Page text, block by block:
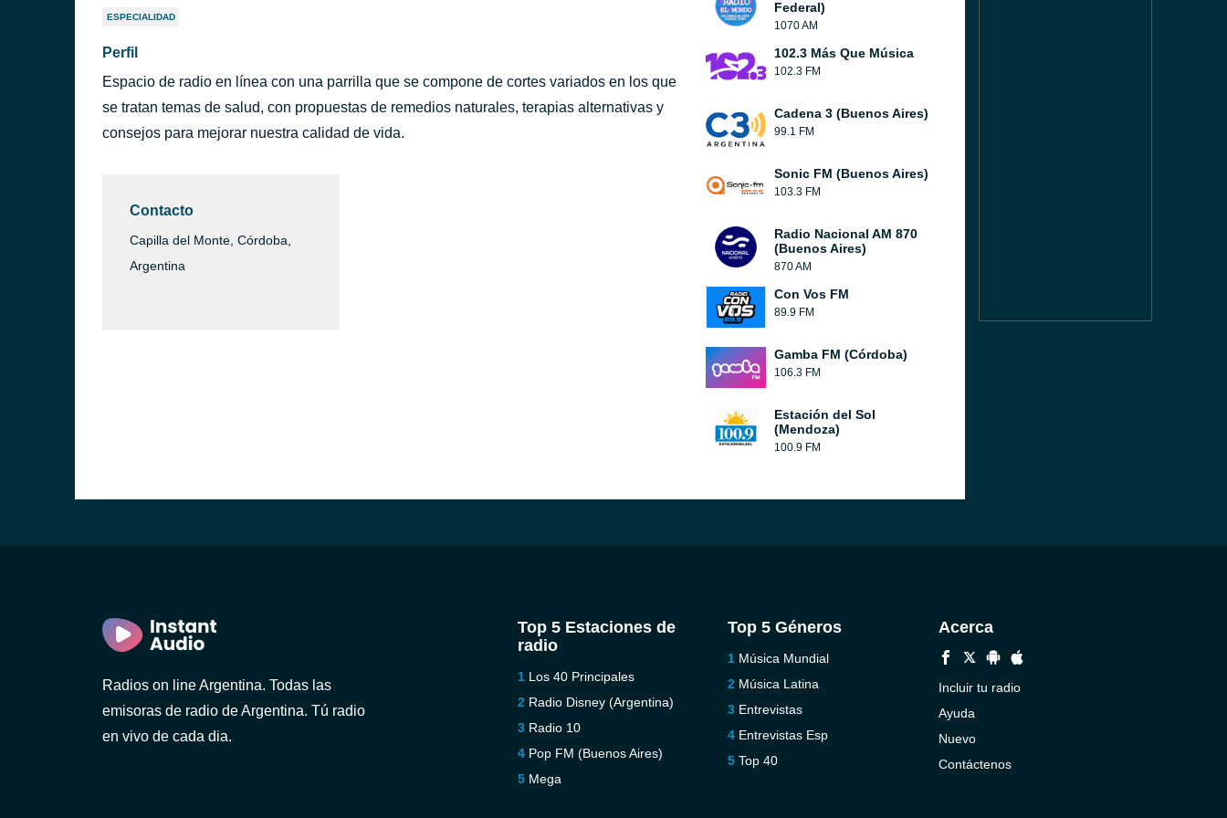
ESPECIALIDAD
Perfil
Espacio de radio en línea con una parrilla que se compone de cortes variados en los que
se tratan temas de salud, con propuestas de remedios naturales, terapias alternativas y
consejos para mejorar nuestra calidad de vida.
Contacto
Capilla del Monte, Córdoba,
Argentina
Federal)
1070 AM
102.3 Más Que Música
102.3 FM
Cadena 3 (Buenos Aires)
99.1 FM
Sonic FM (Buenos Aires)
103.3 FM
Radio Nacional AM 870
(Buenos Aires)
870 AM
Con Vos FM
89.9 FM
Gamba FM (Córdoba)
106.3 FM
Estación del Sol
(Mendoza)
100.9 FM
Radios on line Argentina. Todas las
emisoras de radio de Argentina. Tú radio
en vivo de cada dia.
Top 5 Estaciones de
radio
Los 40 Principales
Radio Disney (Argentina)
Radio 10
Pop FM (Buenos Aires)
Mega
Top 5 Géneros
Música Mundial
Música Latina
Entrevistas
Entrevistas Esp
Top 40
Acerca
Incluir tu radio
Ayuda
Nuevo
Contáctenos